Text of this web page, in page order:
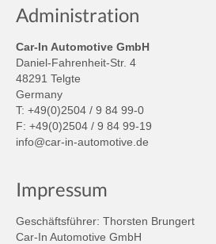
Administration
Car-In Automotive GmbH
Daniel-Fahrenheit-Str. 4
48291 Telgte
Germany
T: +49(0)2504 / 9 84 99-0
F: +49(0)2504 / 9 84 99-19
info@car-in-automotive.de
Impressum
Geschäftsführer: Thorsten Brungert
Car-In Automotive GmbH